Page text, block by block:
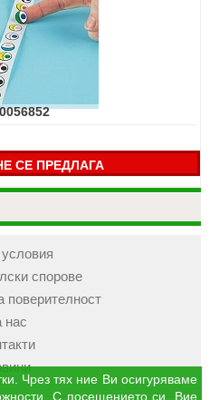
СЕ ПРЕДЛАГА
спорове
поверителност
нас
Чрез тях ние Ви осигуряваме
С посещението си, Вие